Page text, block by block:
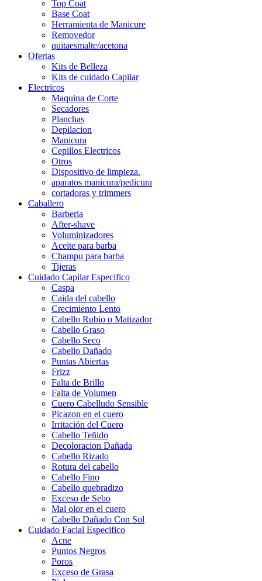
Top Coat
Base Coat
Herramienta de Manicure
Removedor
quitaesmalte/acetona
Ofertas
Kits de Belleza
Kits de cuidado Capilar
Electricos
Maquina de Corte
Secadores
Planchas
Depilacion
Manicura
Cepillos Electricos
Otros
Dispositivo de limpieza.
aparatos manicura/pedicura
cortadoras y trimmers
Caballero
Barberia
After-shave
Voluminizadores
Aceite para barba
Champu para barba
Tijeras
Cuidado Capilar Especifico
Caspa
Caida del cabello
Crecimiento Lento
Cabello Rubio o Matizador
Cabello Graso
Cabello Seco
Cabello Dañado
Puntas Abiertas
Frizz
Falta de Brillo
Falta de Volumen
Cuero Cabelludo Sensible
Picazon en el cuero
Irritación del Cuero
Cabello Teñido
Decoloracion Dañada
Cabello Rizado
Rotura del cabello
Cabello Fino
Cabello quebradizo
Exceso de Sebo
Mal olor en el cuero
Cabello Dañado Con Sol
Cuidado Facial Especifico
Acne
Puntos Negros
Poros
Exceso de Grasa